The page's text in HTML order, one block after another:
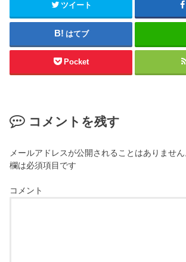
ツイート
はてブ
Pocket
コメントを残す
メールアドレスが公開されることはありません
欄は必須項目です
コメント